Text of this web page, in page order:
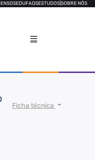
EDUFAQSESTUDOSSOBRE NÓS
Ficha técnica